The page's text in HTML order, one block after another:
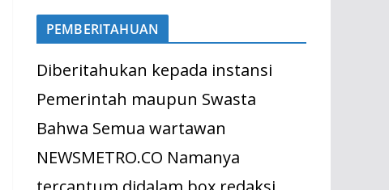
PEMBERITAHUAN
Diberitahukan kepada instansi
Pemerintah maupun Swasta
Bahwa Semua wartawan
NEWSMETRO.CO Namanya